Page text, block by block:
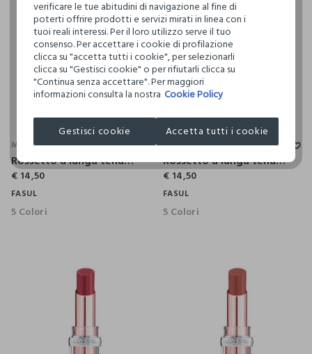
MAYBELLINE
Rossetto a lunga tenuta effetto vinilico superstay vinyl ink 30 unrivaled.
€ 14,50
FASUL
5 Colori
MAYBELLINE
Rossetto a lunga tenuta effetto vinilico superstay vinyl ink 15 peachy.
€ 14,50
FASUL
5 Colori
verificare le tue abitudini di navigazione al fine di
poterti offrire prodotti e servizi mirati in linea con i
tuoi reali interessi. Per il loro utilizzo serve il tuo
consenso. Per accettare i cookie di profilazione
clicca su "accetta tutti i cookie", per selezionarli
clicca su "Gestisci cookie" o per rifiutarli clicca su
"Continua senza accettare". Per maggiori
informazioni consulta la nostra Cookie Policy
Gestisci cookie Accetta tutti i cookie